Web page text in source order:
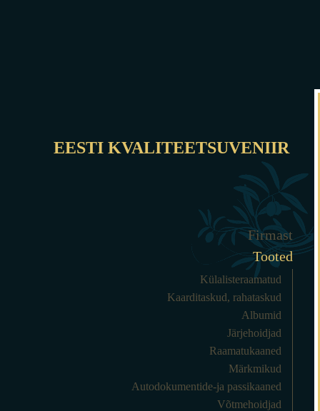
EESTI KVALITEETSUVENIIR
Firmast
Tooted
Külalisteraamatud
Kaarditaskud, rahataskud
Albumid
Järjehoidjad
Raamatukaaned
Märkmikud
Autodokumentide-ja passikaaned
Võtmehoidjad